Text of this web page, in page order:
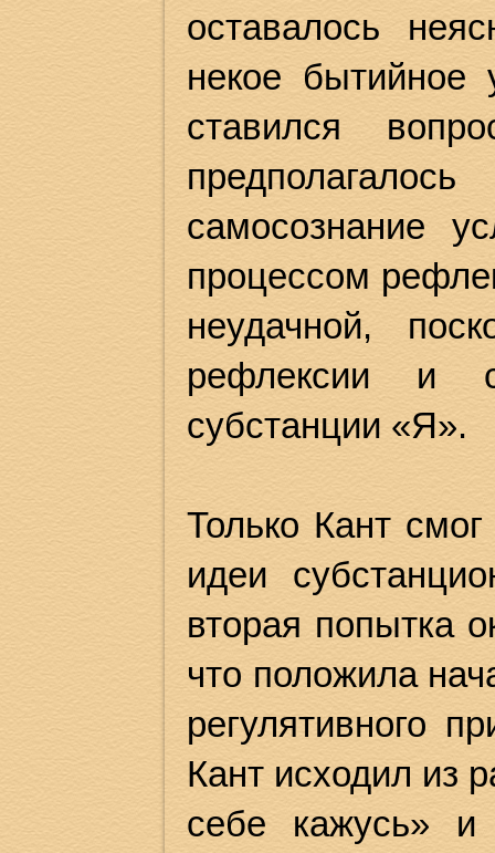
оставалось
некое бытийное
ставился
самосознание
процессом
неудачной,
рефлексии и
субстанции «Я».
Только Кант
идеи
вторая попытка
что положила
регулятивного
Кант исходил из
себе кажусь»